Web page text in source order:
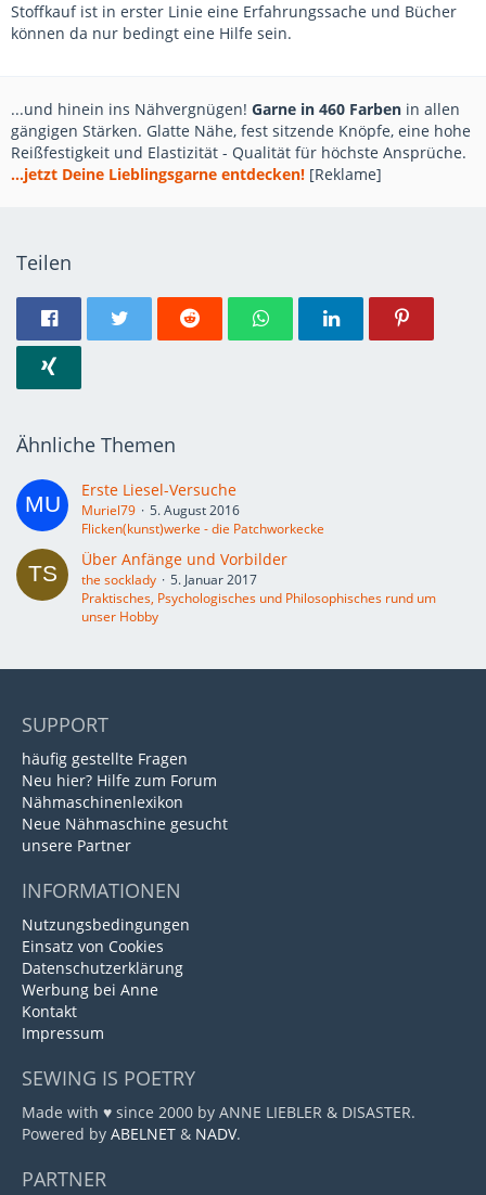
Stoffkauf ist in erster Linie eine Erfahrungssache und Bücher
können da nur bedingt eine Hilfe sein.
...und hinein ins Nähvergnügen! Garne in 460 Farben in allen
gängigen Stärken. Glatte Nähe, fest sitzende Knöpfe, eine hohe
Reißfestigkeit und Elastizität - Qualität für höchste Ansprüche.
...jetzt Deine Lieblingsgarne entdecken! [Reklame]
Teilen
Ähnliche Themen
Erste Liesel-Versuche
Muriel79
5. August 2016
Flicken(kunst)werke - die Patchworkecke
Über Anfänge und Vorbilder
the socklady
5. Januar 2017
Praktisches, Psychologisches und Philosophisches rund um
unser Hobby
SUPPORT
häufig gestellte Fragen
Neu hier? Hilfe zum Forum
Nähmaschinenlexikon
Neue Nähmaschine gesucht
unsere Partner
INFORMATIONEN
Nutzungsbedingungen
Einsatz von Cookies
Datenschutzerklärung
Werbung bei Anne
Kontakt
Impressum
SEWING IS POETRY
Made with ♥ since 2000 by ANNE LIEBLER & DISASTER.
Powered by ABELNET & NADV.
PARTNER